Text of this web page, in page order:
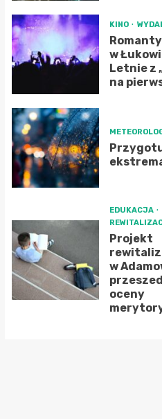
KINO
w
Letnie z
na
EDUKACJA
Projekt
w
oceny